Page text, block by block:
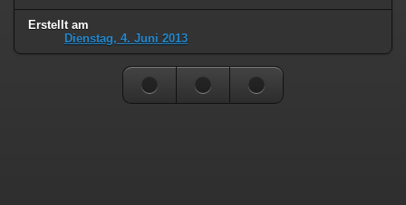
Erstellt am
Dienstag, 4. Juni 2013